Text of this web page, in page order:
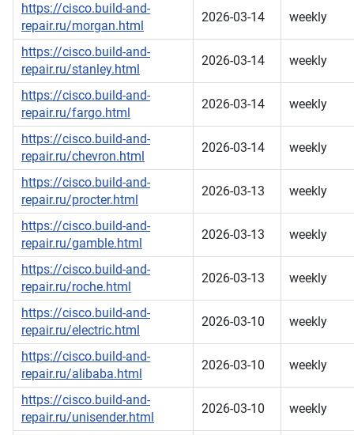
https://cisco.build-and-
repair.ru/morgan.html
2026-03-14 weekly
https://cisco.build-and-
repair.ru/stanley.html
2026-03-14 weekly
https://cisco.build-and-
repair.ru/fargo.html
2026-03-14 weekly
https://cisco.build-and-
repair.ru/chevron.html
2026-03-14 weekly
https://cisco.build-and-
repair.ru/procter.html
2026-03-13 weekly
https://cisco.build-and-
repair.ru/gamble.html
2026-03-13 weekly
https://cisco.build-and-
repair.ru/roche.html
2026-03-13 weekly
https://cisco.build-and-
repair.ru/electric.html
2026-03-10 weekly
https://cisco.build-and-
repair.ru/alibaba.html
2026-03-10 weekly
https://cisco.build-and-
repair.ru/unisender.html
2026-03-10 weekly